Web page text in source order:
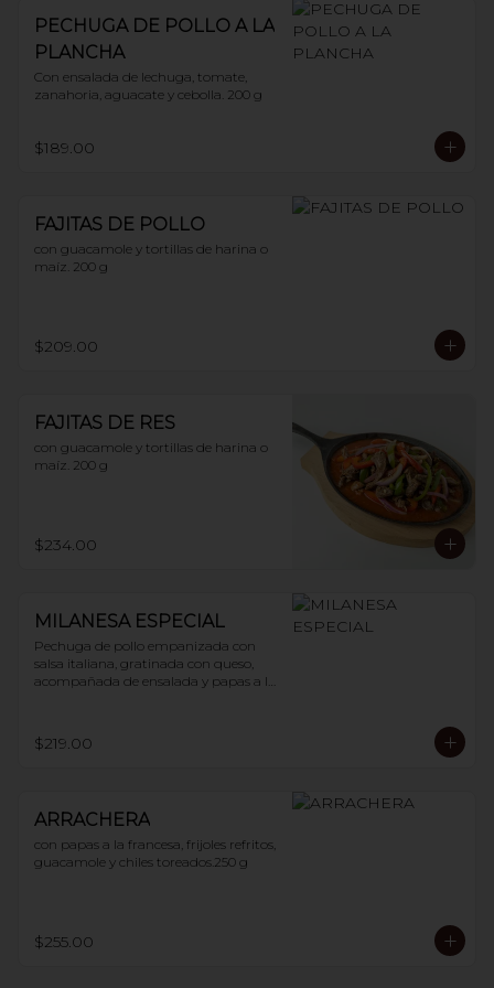
PECHUGA DE POLLO A LA
PLANCHA
Con ensalada de lechuga, tomate,
zanahoria, aguacate y cebolla. 200 g
$189.00
FAJITAS DE POLLO
con guacamole y tortillas de harina o
maíz. 200 g
$209.00
FAJITAS DE RES
con guacamole y tortillas de harina o
maíz. 200 g
$234.00
MILANESA ESPECIAL
Pechuga de pollo empanizada con
salsa italiana, gratinada con queso,
acompañada de ensalada y papas a la
$219.00
ARRACHERA
con papas a la francesa, frijoles refritos,
guacamole y chiles toreados.250 g
$255.00